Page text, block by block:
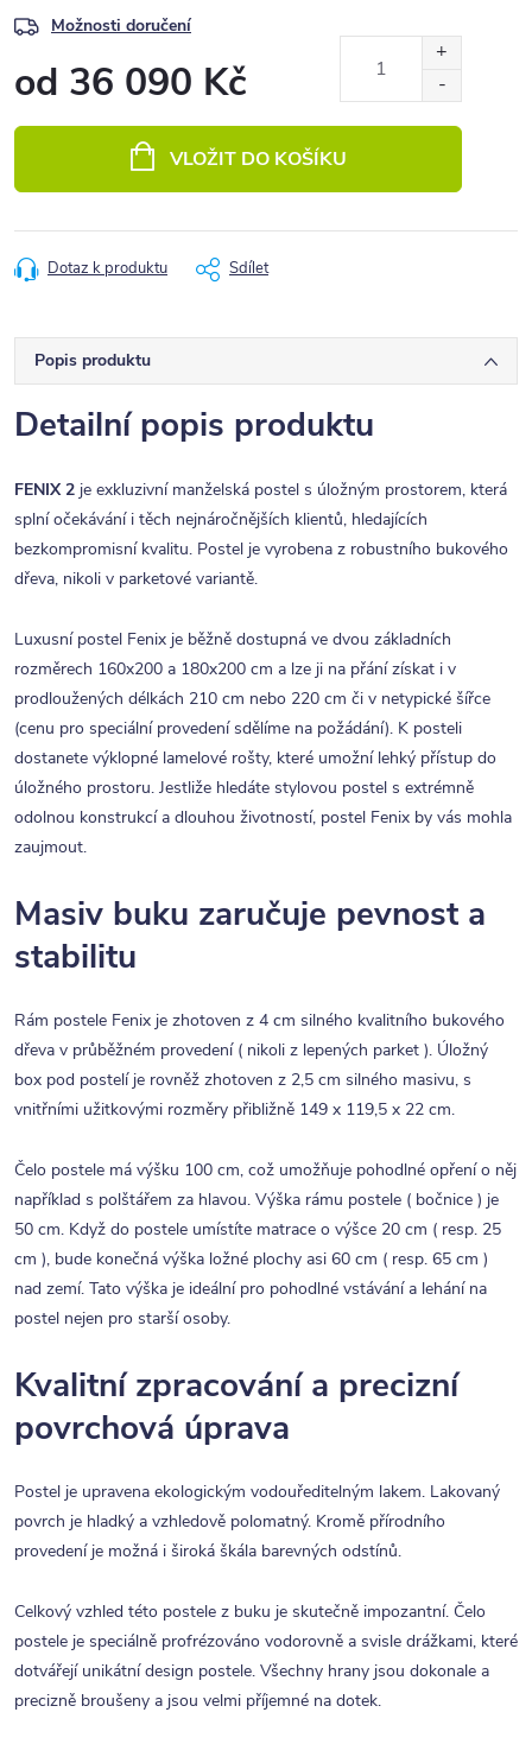
Možnosti doručení
od 36 090 Kč
VLOŽIT DO KOŠÍKU
Dotaz k produktu Sdílet
Popis produktu
Detailní popis produktu
FENIX 2 je exkluzivní manželská postel s úložným prostorem, která
splní očekávání i těch nejnáročnějších klientů, hledajících
bezkompromisní kvalitu. Postel je vyrobena z robustního bukového
dřeva, nikoli v parketové variantě.
Luxusní postel Fenix je běžně dostupná ve dvou základních
rozměrech 160x200 a 180x200 cm a lze ji na přání získat i v
prodloužených délkách 210 cm nebo 220 cm či v netypické šířce
(cenu pro speciální provedení sdělíme na požádání). K posteli
dostanete výklopné lamelové rošty, které umožní lehký přístup do
úložného prostoru. Jestliže hledáte stylovou postel s extrémně
odolnou konstrukcí a dlouhou životností, postel Fenix by vás mohla
zaujmout.
Masiv buku zaručuje pevnost a
stabilitu
Rám postele Fenix je zhotoven z 4 cm silného kvalitního bukového
dřeva v průběžném provedení ( nikoli z lepených parket ). Úložný
box pod postelí je rovněž zhotoven z 2,5 cm silného masivu, s
vnitřními užitkovými rozměry přibližně 149 x 119,5 x 22 cm.
Čelo postele má výšku 100 cm, což umožňuje pohodlné opření o něj
například s polštářem za hlavou. Výška rámu postele ( bočnice ) je
50 cm. Když do postele umístíte matrace o výšce 20 cm ( resp. 25
cm ), bude konečná výška ložné plochy asi 60 cm ( resp. 65 cm )
nad zemí. Tato výška je ideální pro pohodlné vstávání a lehání na
postel nejen pro starší osoby.
Kvalitní zpracování a precizní
povrchová úprava
Postel je upravena ekologickým vodouředitelným lakem. Lakovaný
povrch je hladký a vzhledově polomatný. Kromě přírodního
provedení je možná i široká škála barevných odstínů.
Celkový vzhled této postele z buku je skutečně impozantní. Čelo
postele je speciálně profrézováno vodorovně a svisle drážkami, které
dotvářejí unikátní design postele. Všechny hrany jsou dokonale a
precizně broušeny a jsou velmi příjemné na dotek.